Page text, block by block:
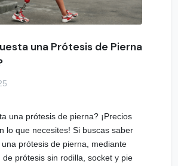
una Prótesis de Pierna
una prótesis de pierna? ¡Precios
lo que necesites! Si buscas saber
prótesis de pierna, mediante
de prótesis sin rodilla, socket y pie